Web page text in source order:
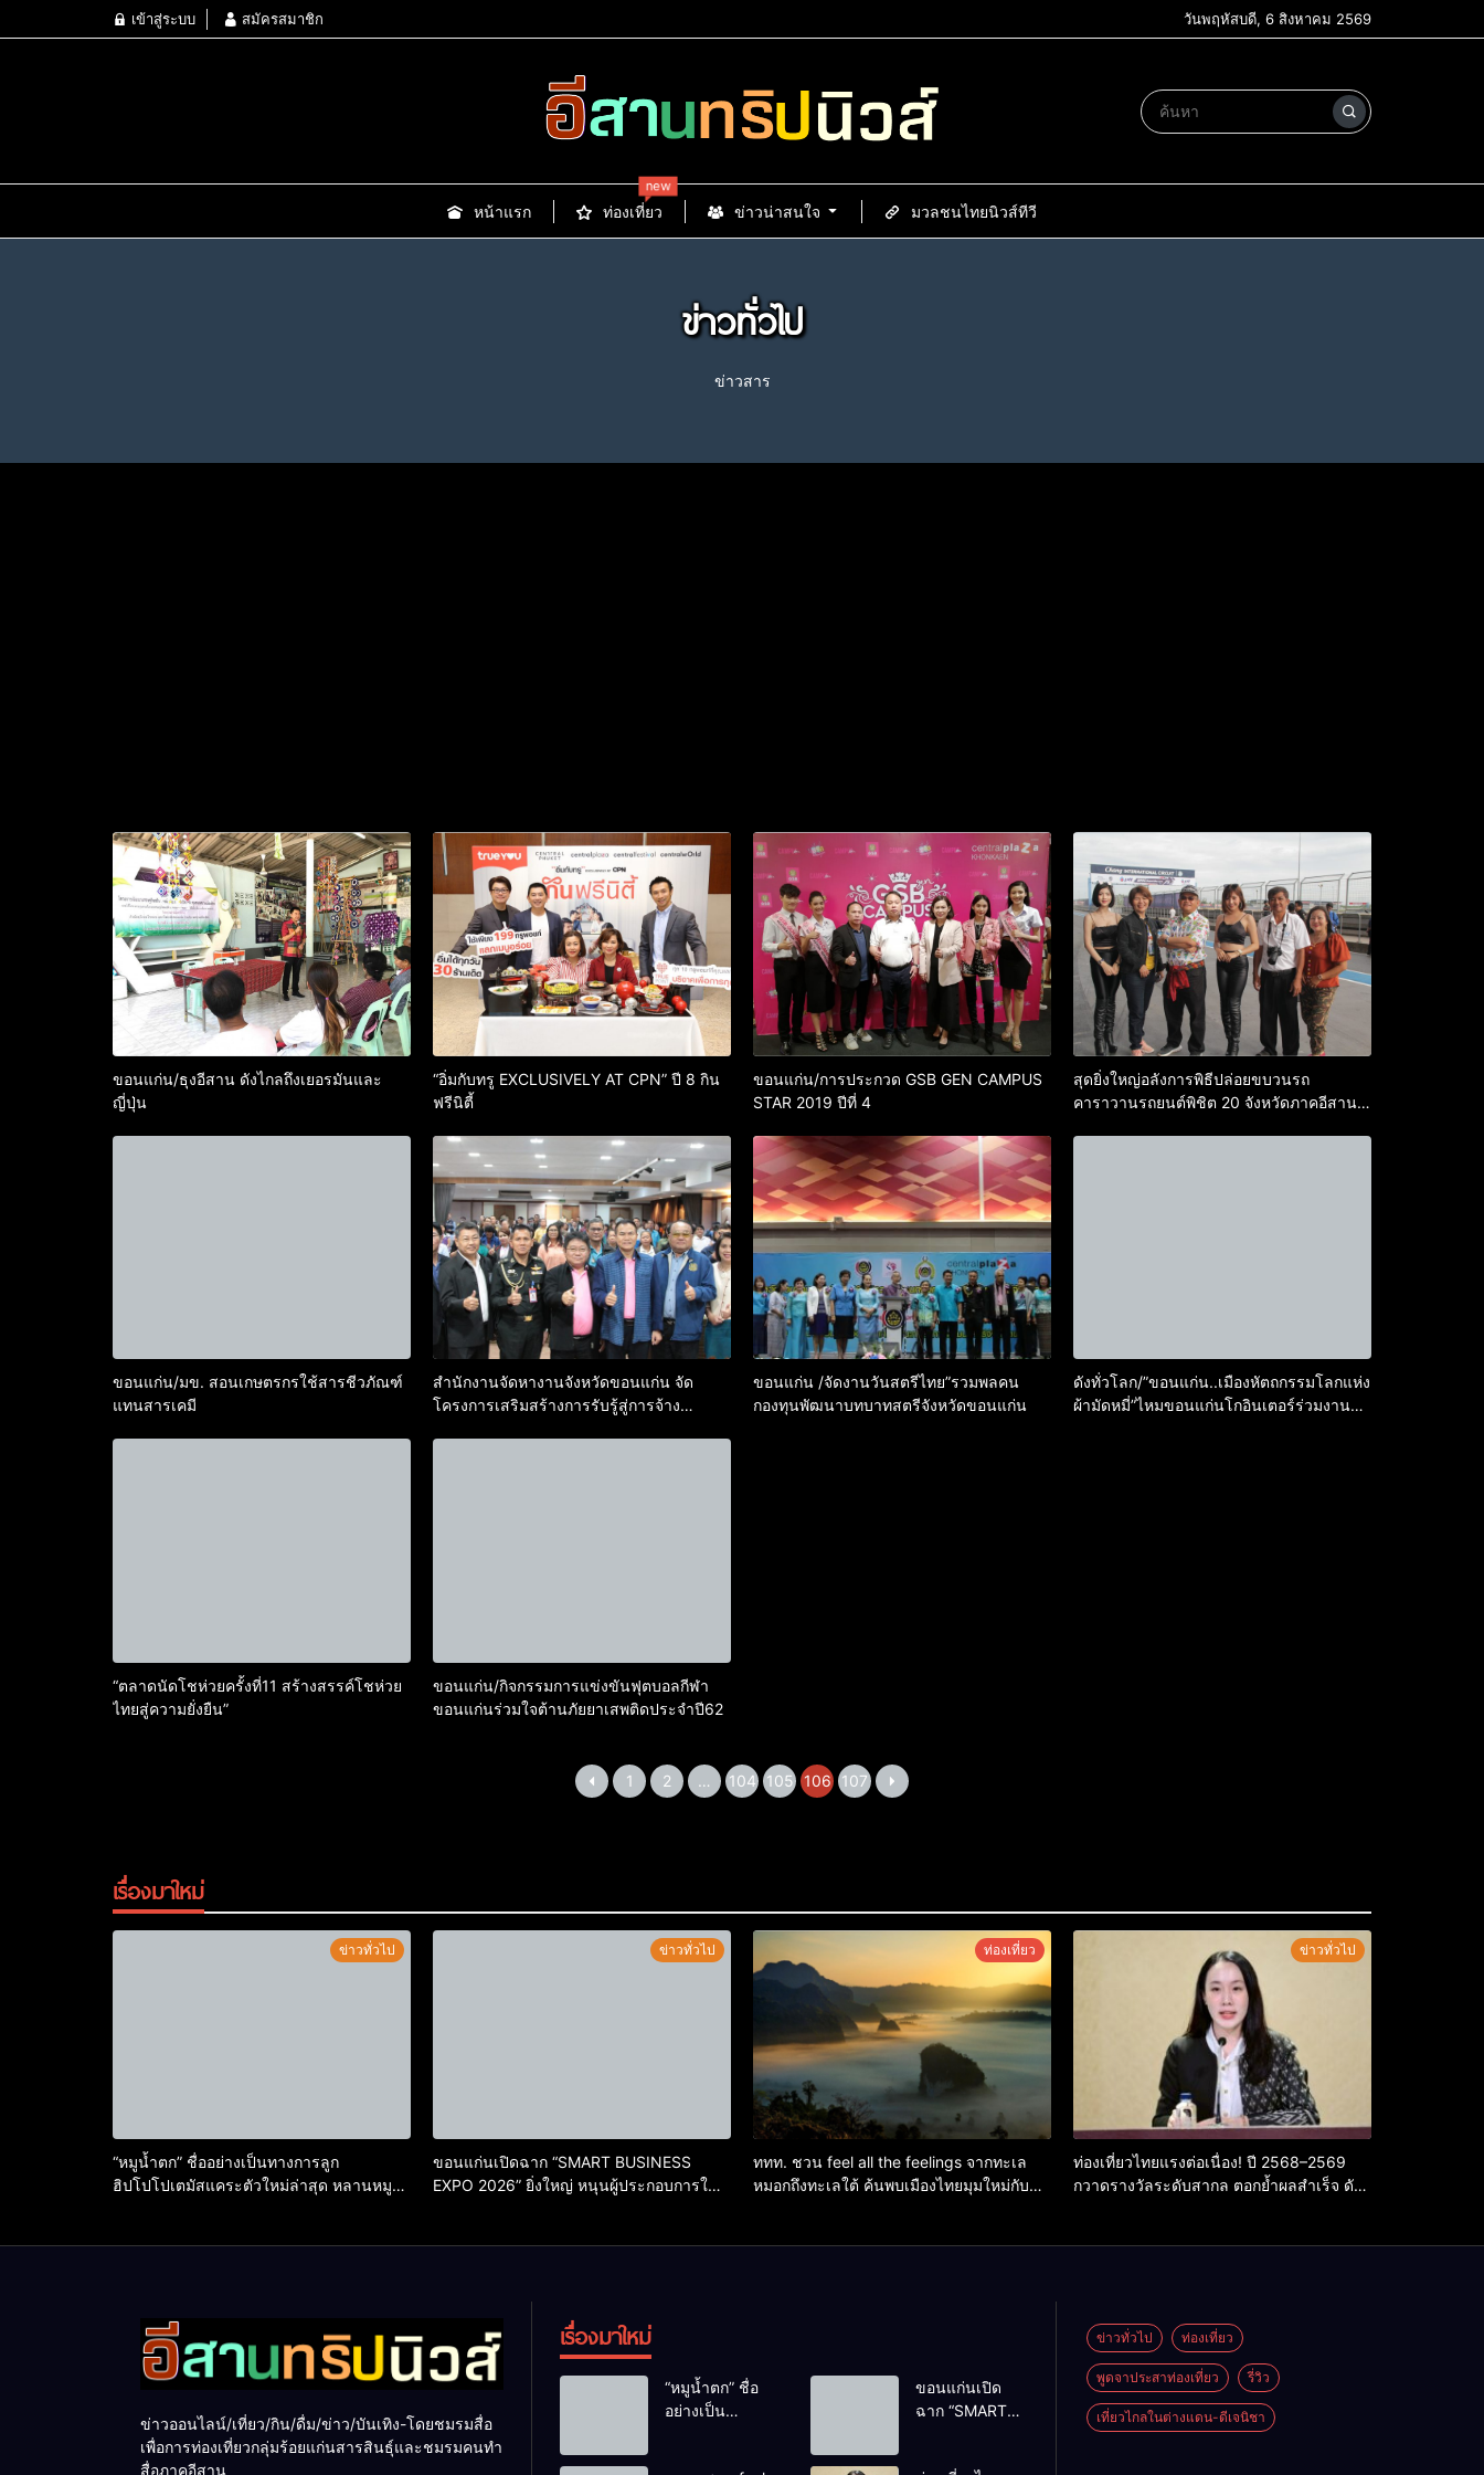
เข้าสู่ระบบ สมัครสมาชิก วันพฤหัสบดี, 6 สิงหาคม 2569
หน้าแรก ท่องเที่ยว
new
ข่าวน่าสนใจ มวลชนไทยนิวส์ทีวี
ข่าวทั่วไป
ข่าวสาร
ขอนแก่น/ธุงอีสาน ดังไกลถึงเยอรมันและ
ญี่ปุ่น
“อิ่มกับทรู EXCLUSIVELY AT CPN” ปี 8 กิน
ฟรีนิตี้
ขอนแก่น/การประกวด GSB GEN CAMPUS​
STAR 2019 ปีที่ 4
สุดยิ่งใหญ่อลังการพิธีปล่อยขบวนรถ
คาราวานรถยนต์พิชิต 20 จังหวัดภาคอีสาน อี
ขอนแก่น/มข. สอนเกษตรกรใช้สารชีวภัณฑ์
แทนสารเคมี
สำนักงานจัดหางานจังหวัดขอนแก่น จัด
โครงการเสริมสร้างการรับรู้สู่การจ้าง
ขอนแก่น /จัดงานวันสตรีไทย”รวมพลคน
กองทุนพัฒนาบทบาทสตรีจังหวัดขอนแก่น
ดังทั่วโลก/”ขอนแก่น..เมืองหัตถกรรมโลกแห่ง
ผ้ามัดหมี่”ไหมขอนแก่นโกอินเตอร์ร่วมงานสิ่ง
“ตลาดนัดโชห่วยครั้งที่11 สร้างสรรค์โชห่วย
ไทยสู่ความยั่งยืน”
ขอนแก่น/กิจกรรมการแข่งขันฟุตบอลกีฬา
ขอนแก่นร่วมใจต้านภัยยาเสพติดประจำปี62
1 2 … 104 105 106 107
เรื่องมาใหม่
ข่าวทั่วไป
“หมูน้ำตก” ชื่ออย่างเป็นทางการลูก
ฮิปโปโปเตมัสแคระตัวใหม่ล่าสุด หลานหมู
ข่าวทั่วไป
ขอนแก่นเปิดฉาก “SMART BUSINESS
EXPO 2026” ยิ่งใหญ่ หนุนผู้ประกอบการใช้
ท่องเที่ยว
ททท. ชวน feel all the feelings จากทะเล
หมอกถึงทะเลใต้ ค้นพบเมืองไทยมุมใหม่กับ
ข่าวทั่วไป
ท่องเที่ยวไทยแรงต่อเนื่อง! ปี 2568–2569
กวาดรางวัลระดับสากล ตอกย้ำผลสำเร็จ ดัน
ข่าวออนไลน์/เที่ยว/กิน/ดื่ม/ข่าว/บันเทิง-โดยชมรมสื่อ
เพื่อการท่องเที่ยวกลุ่มร้อยแก่นสารสินธุ์และชมรมคนทำ
สื่อภาคอีสาน
เรื่องมาใหม่
“หมูน้ำตก” ชื่อ
อย่างเป็น
ขอนแก่นเปิด
ฉาก “SMART
ข่าวทั่วไป ท่องเที่ยว
พูดจาประสาท่องเที่ยว รี่วิว
เที่ยวไกลในต่างแดน-ดีเจนิชา